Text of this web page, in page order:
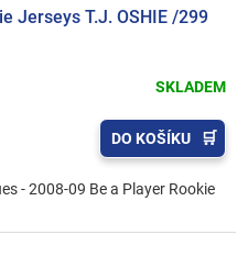
Jerseys T.J. OSHIE /299
SKLADEM
DO KOŠÍKU
- 2008-09 Be a Player Rookie